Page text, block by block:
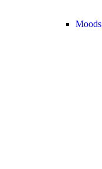
Moods